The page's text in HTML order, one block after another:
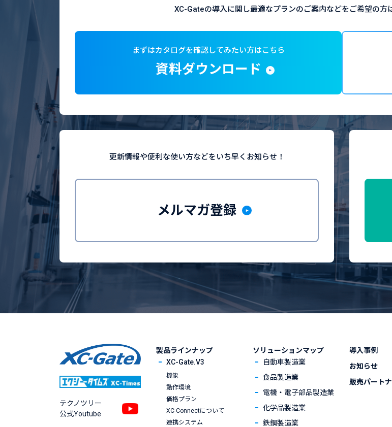
XC-Gateの導入に関し最適なプランのご案内などをご希望の方
まずはカタログを確認してみたい方はこちら
資料ダウンロード
更新情報や便利な使い方などをいち早くお知らせ！
メルマガ登録
テクノツリー
公式Youtube
製品ラインナップ
XC-Gate.V3
機能
動作環境
価格プラン
XC-Connectについて
連携システム
ソリューションマップ
自動車製造業
食品製造業
電機・電子部品製造業
化学品製造業
鉄鋼製造業
導入事例
お知らせ
販売パート